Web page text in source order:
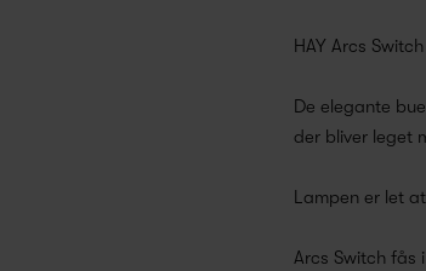
HAY Arcs
De elegante
der bliver leget
Lampen er let
Arcs Switch fås